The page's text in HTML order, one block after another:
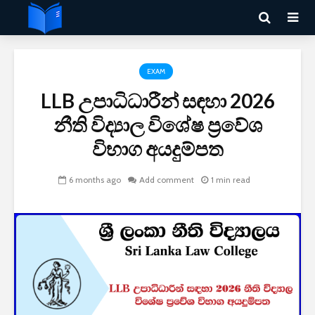
EXAM
LLB උපාධිධාරීන් සඳහා 2026
නීති විද්‍යාල විශේෂ ප්‍රවේශ
විභාග අයදුම්පත
6 months ago Add comment 1 min read